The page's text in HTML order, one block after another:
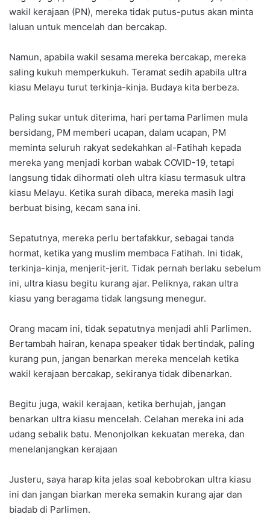
wakil kerajaan (PN), mereka tidak putus-putus akan minta
laluan untuk mencelah dan bercakap.
Namun, apabila wakil sesama mereka bercakap, mereka
saling kukuh memperkukuh. Teramat sedih apabila ultra
kiasu Melayu turut terkinja-kinja. Budaya kita berbeza.
Paling sukar untuk diterima, hari pertama Parlimen mula
bersidang, PM memberi ucapan, dalam ucapan, PM
meminta seluruh rakyat sedekahkan al-Fatihah kepada
mereka yang menjadi korban wabak COVID-19, tetapi
langsung tidak dihormati oleh ultra kiasu termasuk ultra
kiasu Melayu. Ketika surah dibaca, mereka masih lagi
berbuat bising, kecam sana ini.
Sepatutnya, mereka perlu bertafakkur, sebagai tanda
hormat, ketika yang muslim membaca Fatihah. Ini tidak,
terkinja-kinja, menjerit-jerit. Tidak pernah berlaku sebelum
ini, ultra kiasu begitu kurang ajar. Peliknya, rakan ultra
kiasu yang beragama tidak langsung menegur.
Orang macam ini, tidak sepatutnya menjadi ahli Parlimen.
Bertambah hairan, kenapa speaker tidak bertindak, paling
kurang pun, jangan benarkan mereka mencelah ketika
wakil kerajaan bercakap, sekiranya tidak dibenarkan.
Begitu juga, wakil kerajaan, ketika berhujah, jangan
benarkan ultra kiasu mencelah. Celahan mereka ini ada
udang sebalik batu. Menonjolkan kekuatan mereka, dan
menelanjangkan kerajaan
Justeru, saya harap kita jelas soal kebobrokan ultra kiasu
ini dan jangan biarkan mereka semakin kurang ajar dan
biadab di Parlimen.